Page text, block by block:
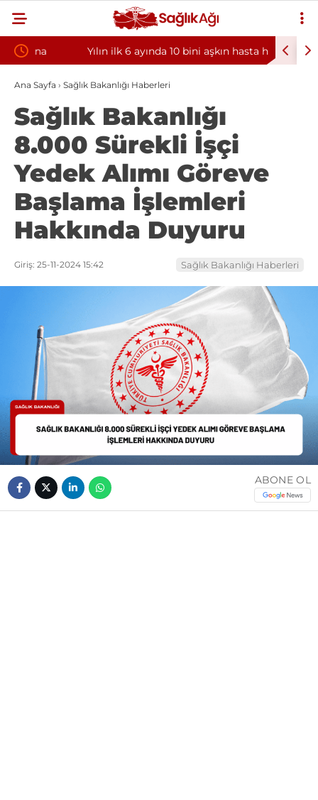
Yılın ilk 6 ayında 10 bini aşkın hasta hiperbarik
oksijen tedavisinden yararlandı
Diş eti
Ana Sayfa › Sağlık Bakanlığı Haberleri
Sağlık Bakanlığı
8.000 Sürekli İşçi
Yedek Alımı Göreve
Başlama İşlemleri
Hakkında Duyuru
Giriş: 25-11-2024 15:42 Sağlık Bakanlığı Haberleri
ABONE OL